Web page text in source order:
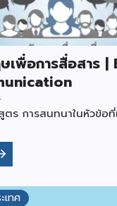
เพื่อการสื่อสาร |
ร การสนทนาในหัวข้อที่
เทศ